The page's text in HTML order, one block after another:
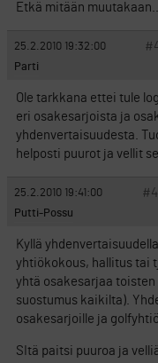
Etkä mitään muutakaan..
25.2.2010 19:32:00
Parti
Ole tarkkana ettei tule
eri osakesarjoista ja
yhdenvertaisuudesta.
helposti puurot ja vellit
25.2.2010 19:41:00
Putti-Possu
Kyllä
yhtiökokous, hallitus tai
yhtä osakesarjaa
suostumus kaikilta).
osakesarjoille ja
SItä paitsi puuroa ja